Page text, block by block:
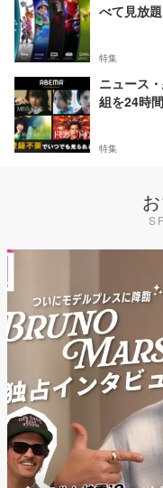
べて見放題
特集
ニュース
組を24時
特集